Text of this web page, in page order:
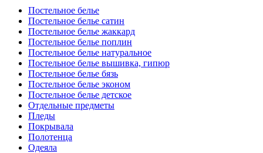
Постельное белье
Постельное белье сатин
Постельное белье жаккард
Постельное белье поплин
Постельное белье натуральное
Постельное белье вышивка, гипюр
Постельное белье бязь
Постельное белье эконом
Постельное белье детское
Отдельные предметы
Пледы
Покрывала
Полотенца
Одеяла